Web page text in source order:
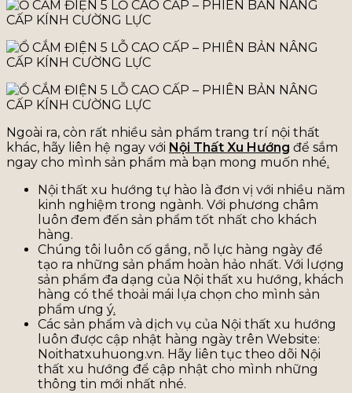
Ngoài ra, còn rất nhiều sản phẩm trang trí nội thất
khác, hãy liên hệ ngay với Nội Thất Xu Hướng để sắm
ngay cho mình sản phẩm mà bạn mong muốn nhé.
Nội thất xu hướng tự hào là đơn vị với nhiều năm
kinh nghiệm trong ngành. Với phương châm
luôn đem đến sản phẩm tốt nhất cho khách
hàng.
Chúng tôi luôn cố gắng, nỗ lực hàng ngày để
tạo ra những sản phẩm hoàn hảo nhất. Với lượng
sản phẩm đa dạng của Nội thất xu hướng, khách
hàng có thể thoải mái lựa chọn cho mình sản
phẩm ưng ý.
Các sản phẩm và dịch vụ của Nội thất xu hướng
luôn được cập nhật hàng ngày trên Website:
Noithatxuhuong.vn. Hãy liên tục theo dõi Nội
thất xu hướng để cập nhật cho mình những
thông tin mới nhất nhé.